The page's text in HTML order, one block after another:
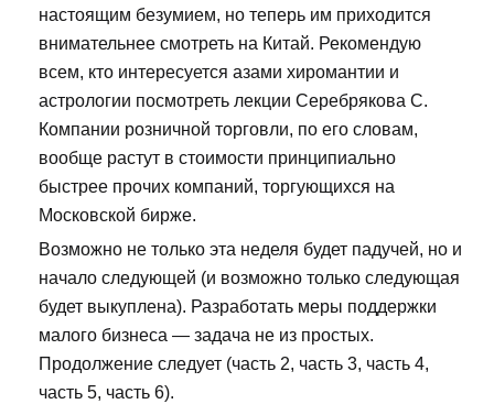
настоящим безумием, но теперь им приходится
внимательнее смотреть на Китай. Рекомендую
всем, кто интересуется азами хиромантии и
астрологии посмотреть лекции Серебрякова С.
Компании розничной торговли, по его словам,
вообще растут в стоимости принципиально
быстрее прочих компаний, торгующихся на
Московской бирже.
Возможно не только эта неделя будет падучей, но и
начало следующей (и возможно только следующая
будет выкуплена). Разработать меры поддержки
малого бизнеса — задача не из простых.
Продолжение следует (часть 2, часть 3, часть 4,
часть 5, часть 6).